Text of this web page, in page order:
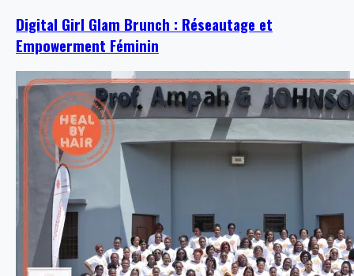
Digital Girl Glam Brunch : Réseautage et
Empowerment Féminin